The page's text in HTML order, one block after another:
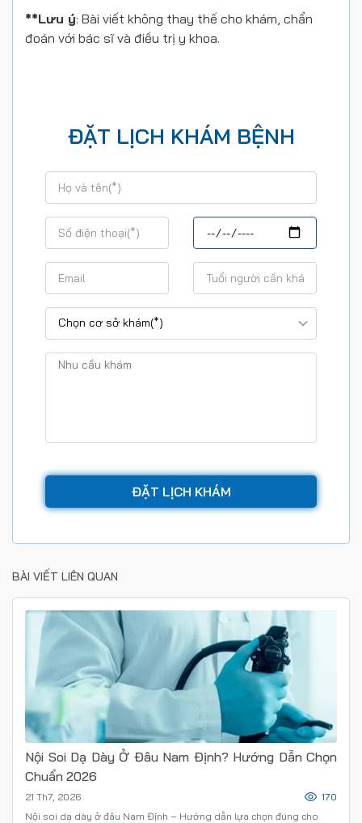
**Lưu ý: Bài viết không thay thế cho khám, chẩn
đoán với bác sĩ và điều trị y khoa.
ĐẶT LỊCH KHÁM BỆNH
BÀI VIẾT LIÊN QUAN
Nội Soi Dạ Dày Ở Đâu Nam Định? Hướng Dẫn Chọn
Chuẩn 2026
Nội soi dạ dày ở đâu Nam Định – Hướng dẫn lựa chọn đúng cho
21 Th7, 2026 170